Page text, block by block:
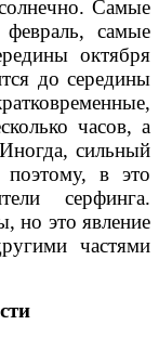
Самые
самые
октября
до середины
часов, а
сильный
поэтому, в это
серфинга.
но это явление
частями